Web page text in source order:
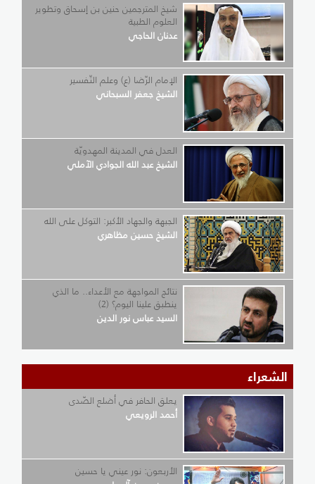
شيخ المترجمين حنين بن إسحاق وتطوير
العلوم الطبية
عدنان الحاجي
الإمام الرّضا (ع) وعلم التّفسير
الشيخ جعفر السبحاني
العدل في المدينة المهدويّة
الشيخ عبد الله الجوادي الآملي
الجبهة والجهاد الأكبر: التوكل على الله
الشيخ حسين مظاهري
نتائج المواجهة مع الأعداء.. ما الذي
ينطبق علينا اليوم؟ (2)
السيد عباس نور الدين
الشعراء
يعلق الحافر في أضلع الصّدى
أحمد الرويعي
الأربعون: نور عيني يا حسين